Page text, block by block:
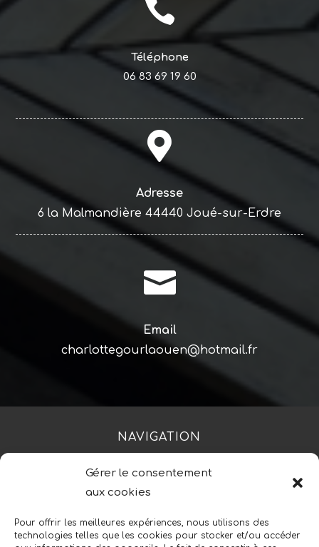
Gérer le consentement
aux cookies
Pour offrir les meilleures expériences, nous utilisons des
technologies telles que les cookies pour stocker et/ou accéder

Téléphone
06 83 69 19 60

Adresse
6 la Malmandière 44440 Joué-sur-Erdre

Email
charlottegourlaouen@hotmail.fr
NAVIGATION